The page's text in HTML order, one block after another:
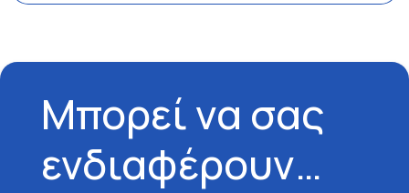
Μπορεί να σας
ενδιαφέρουν…